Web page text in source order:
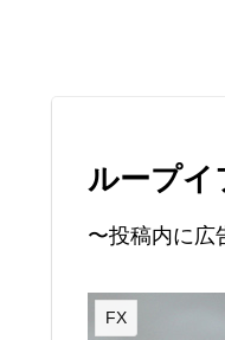
ループイ
〜投稿内に広
FX